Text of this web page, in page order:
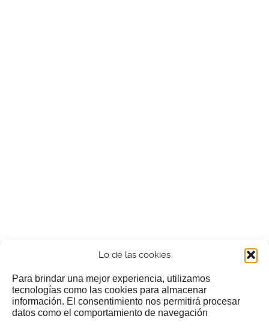
Lo de las cookies
Para brindar una mejor experiencia, utilizamos
tecnologías como las cookies para almacenar
información. El consentimiento nos permitirá procesar
datos como el comportamiento de navegación
¿Nos invitas a un cafecillo?